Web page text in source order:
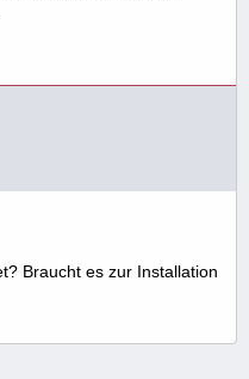
Braucht es zur Installation